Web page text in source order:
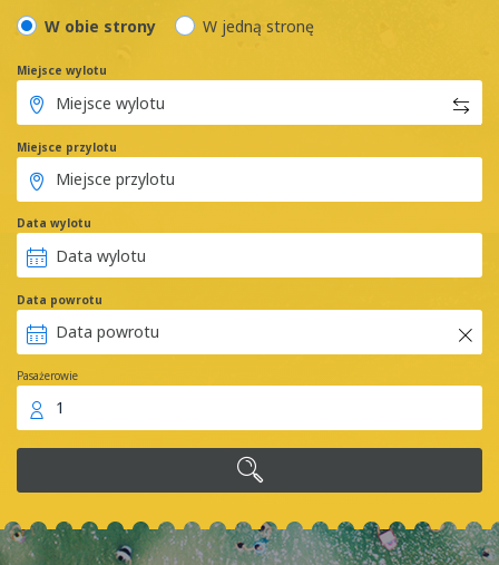
W obie strony W jedną stronę
Miejsce wylotu
Miejsce przylotu
Data wylotu
Data powrotu
Pasażerowie
1